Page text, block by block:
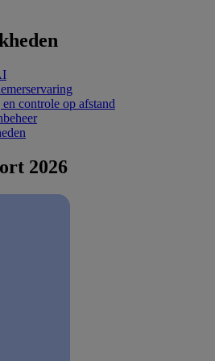
controle op afstand
2026